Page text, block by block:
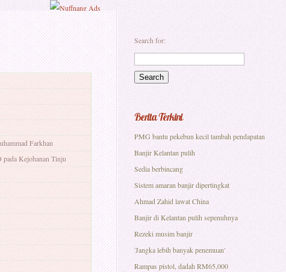
Farkhan
Kejohanan Tinju
Search for:
Berita Terkini
PMG bantu pekebun kecil tambah pendapatan
Banjir Kelantan pulih
Sedia berbincang
Sistem amaran banjir dipertingkat
Ahmad Zahid lawat China
Banjir di Kelantan pulih sepenuhnya
Rezeki musim banjir
'Jangka lebih banyak penemuan'
Rampas pistol, dadah RM65,000